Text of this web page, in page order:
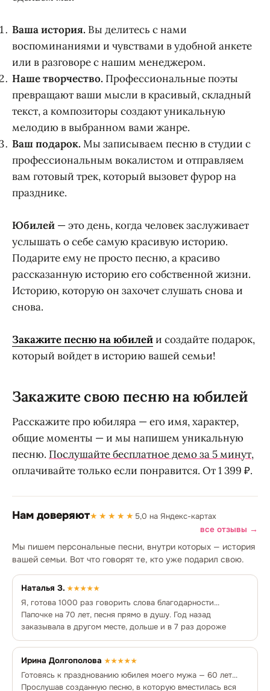
Ваша история. Вы делитесь с нами
воспоминаниями и чувствами в удобной анкете
или в разговоре с нашим менеджером.
Наше творчество. Профессиональные поэты
превращают ваши мысли в красивый, складный
текст, а композиторы создают уникальную
мелодию в выбранном вами жанре.
Ваш подарок. Мы записываем песню в студии с
профессиональным вокалистом и отправляем
вам готовый трек, который вызовет фурор на
празднике.
Юбилей — это день, когда человек заслуживает
услышать о себе самую красивую историю.
Подарите ему не просто песню, а красиво
рассказанную историю его собственной жизни.
Историю, которую он захочет слушать снова и
снова.
Закажите песню на юбилейи создайте подарок,
который войдет в историю вашей семьи!
Закажите свою песню на юбилей
Расскажите про юбиляра — его имя, характер,
общие моменты — и мы напишем уникальную
песню. Послушайте бесплатное демо за 5 минут,
оплачивайте только если понравится. От 1 399 ₽.
Нам доверяют★★★★★ 5,0 на Яндекс-картах
все отзывы →
Мы пишем персональные песни, внутри которых — история
вашей семьи. Вот что говорят те, кто уже подарил свою.
Наталья З. ★★★★★
Я, готова 1000 раз говорить слова благодарности...
Папочке на 70 лет, песня прямо в душу. Год назад
заказывала в другом месте, дольше и в 7 раз дороже
Ирина Долгополова ★★★★★
Готовясь к празднованию юбилея моего мужа — 60 лет...
Прослушав созданную песню, в которую вместилась вся